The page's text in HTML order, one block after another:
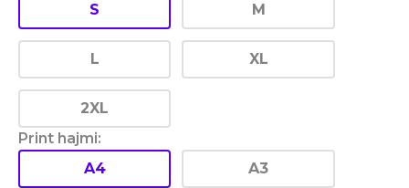
S
M
L XL
2XL
Print hajmi:
A4
A3